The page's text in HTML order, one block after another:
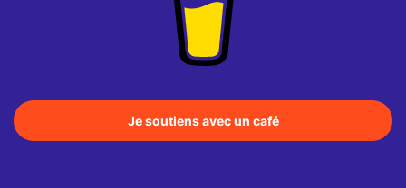
Je soutiens avec un café